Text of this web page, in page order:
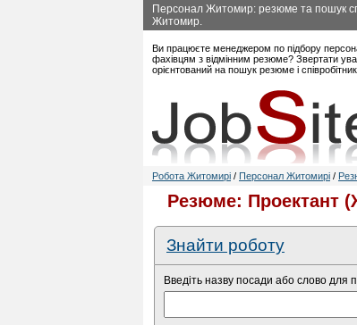
Персонал Житомир: резюме та пошук
Житомир.
Ви працюєте менеджером по підбору
фахівцям з відмінним резюме? Звертати
орієнтований на пошук резюме і
Робота Житомирі / Персонал Житомирі /
Резюме: Проектант
Знайти роботу
Введіть назву посади або слово для